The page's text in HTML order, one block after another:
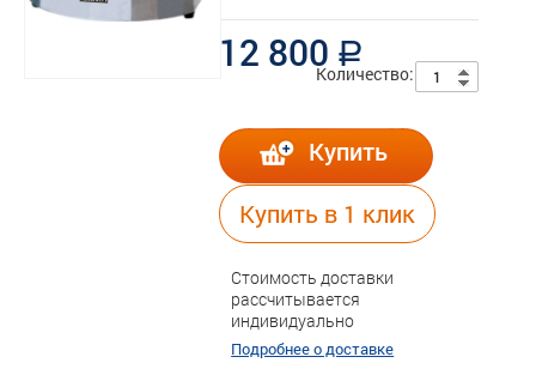
12 800 a
Количество:
Купить
Купить в 1 клик
Стоимость доставки
рассчитывается
индивидуально
Подробнее о доставке